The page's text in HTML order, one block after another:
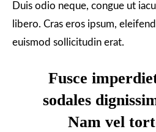
Duis odio neque, congue ut
libero. Cras eros ipsum,
euismod sollicitudin erat.
Fusce
sodales
Nam vel